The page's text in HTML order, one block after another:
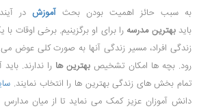
به سبب حائز اهمیت بودن بحث آموزش در
بایدبهترین مدرسه را برای او برگزینیم. برخی اوقات
زندگی افراد، مسیر زندگی آنها به صورت کلی عوض
رود. بچه ها امکان تشخیص بهترین ها را ندارند.
تمام بخش های زندگی بهترین ها را انتخاب نمایند.
دانش آموزان عزیز کمک می نماید تا از میان